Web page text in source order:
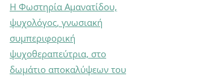
Η Φωστηρία Αμανατίδου,
ψυχολόγος, γνωσιακή
συμπεριφορική
ψυχοθεραπεύτρια, στο
δωμάτιο αποκαλύψεων του